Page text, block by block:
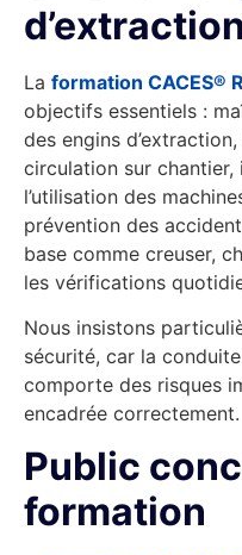
d’extraction
La formation CACES®
objectifs essentiels :
des engins
circulation sur
l’utilisation des
prévention des
base comme creuser,
les vérifications
Nous insistons
sécurité, car la
comporte des risques
encadrée correctement.
Public
formation